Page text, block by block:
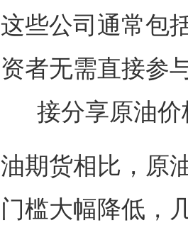
些公司通常包
者无需直接参
接分享原油
期货相比，原
槛大幅降低，